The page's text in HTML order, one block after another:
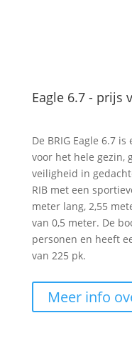
Eagle 6.7 - prijs
De BRIG Eagle 6.7
voor het hele gezin,
veiligheid in
RIB met een
meter lang, 2,55
van 0,5 meter. De
personen en heeft
van 225 pk.
Meer info